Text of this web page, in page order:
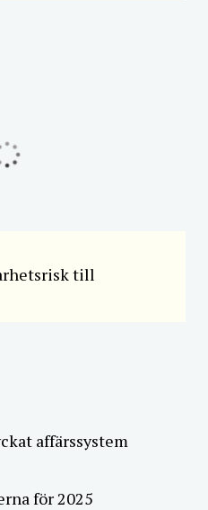
till
affärssystem
för 2025